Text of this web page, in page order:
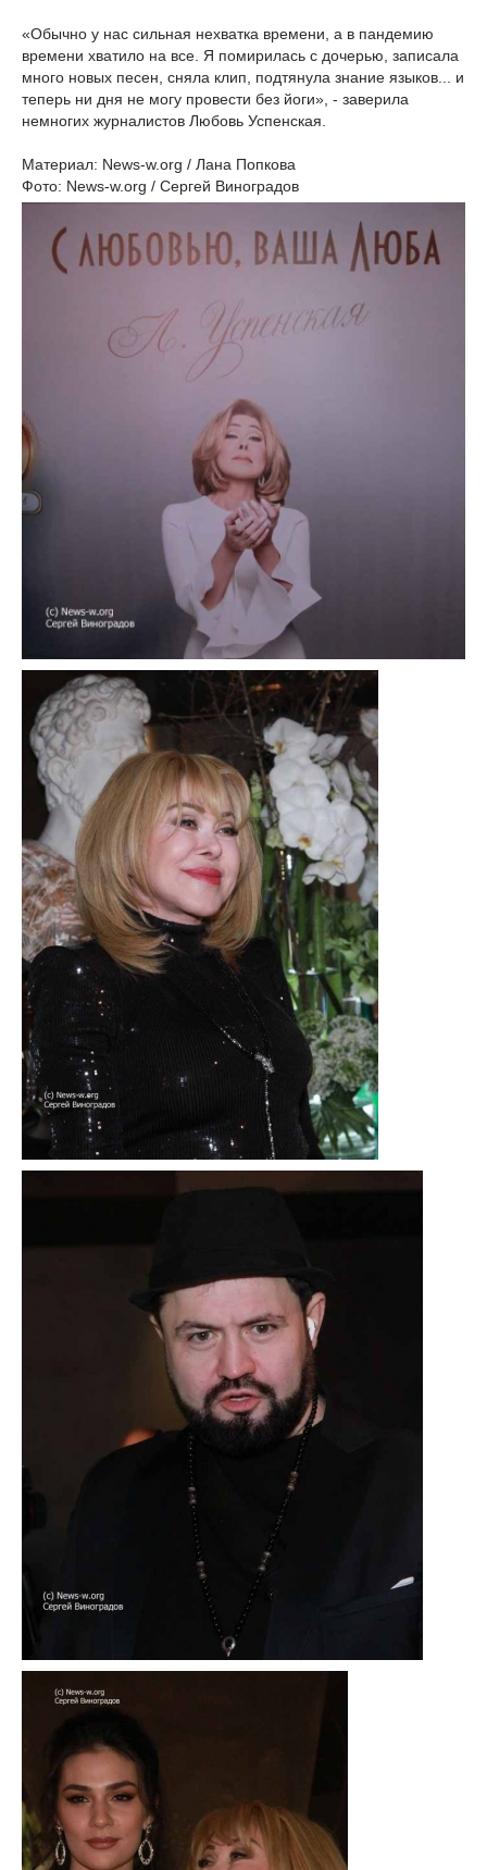
«Обычно у нас сильная нехватка времени, а в пандемию
времени хватило на все. Я помирилась с дочерью, записала
много новых песен, сняла клип, подтянула знание языков... и
теперь ни дня не могу провести без йоги», - заверила
немногих журналистов Любовь Успенская.
Материал: News-w.org / Лана Попкова
Фото: News-w.org / Сергей Виноградов